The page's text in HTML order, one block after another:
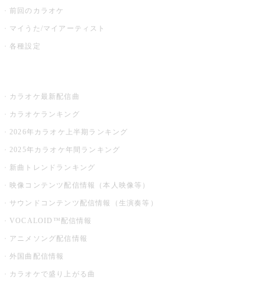
前回のカラオケ
マイうた/マイアーティスト
各種設定
カラオケ最新配信曲
カラオケランキング
2026年カラオケ上半期ランキング
2025年カラオケ年間ランキング
新曲トレンドランキング
映像コンテンツ配信情報（本人映像等）
サウンドコンテンツ配信情報（生演奏等）
VOCALOID™配信情報
アニメソング配信情報
外国曲配信情報
カラオケで盛り上がる曲